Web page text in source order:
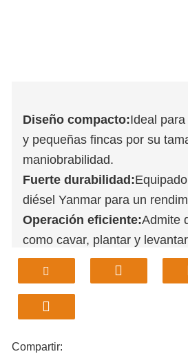
Diseño compacto:Ideal
y pequeñas fincas por su
maniobrabilidad.
Fuerte durabilidad:
diésel Yanmar para un
Operación eficiente:Admite
como cavar, plantar y
Control fácil de usar:Los
simplifican la operación y el
Distribución global:
mediante envío directo desde
Compartir: